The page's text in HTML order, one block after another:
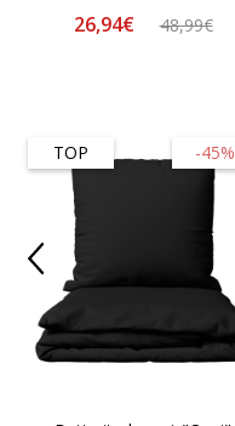
26,94€ 48,99€
-45%
TOP